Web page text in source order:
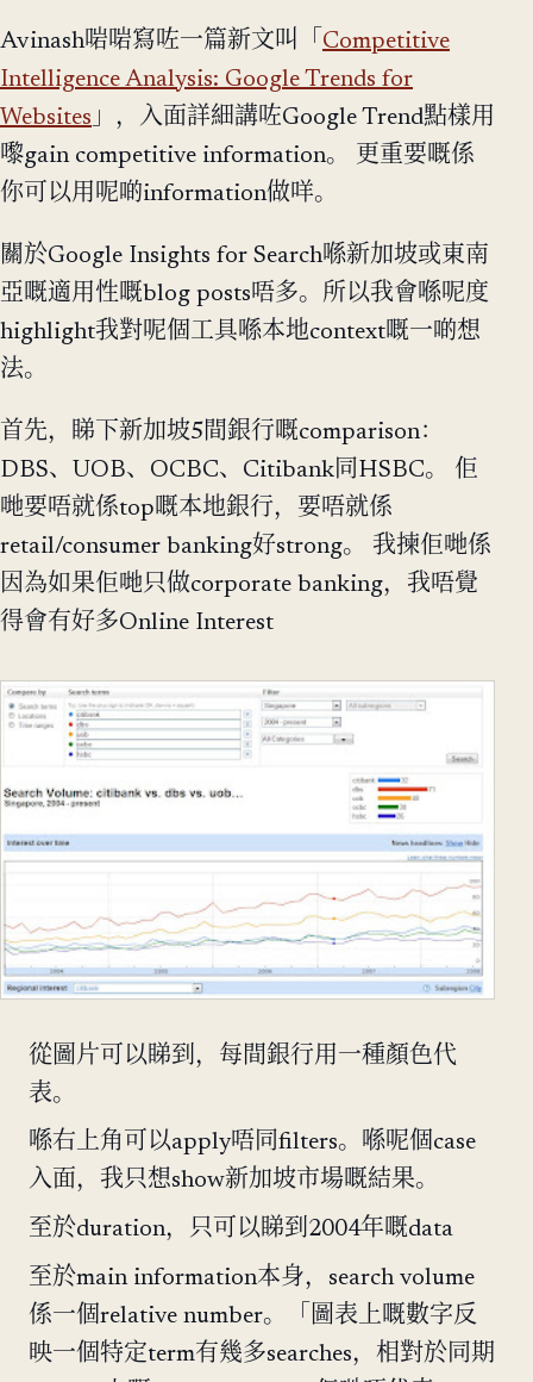
Avinash啱啱寫咗一篇新文叫「 Competitive
Intelligence Analysis: Google Trends for
Websites 」，入面詳細講咗Google Trend點樣用
嚟gain competitive information。 更重要嘅係
你可以用呢啲information做咩。
關於Google Insights for Search喺新加坡或東南
亞嘅適用性嘅blog posts唔多。所以我會喺呢度
highlight我對呢個工具喺本地context嘅一啲想
法。
首先，睇下新加坡5間銀行嘅comparison：
DBS、UOB、OCBC、Citibank同HSBC。 佢
哋要唔就係top嘅本地銀行，要唔就係
retail/consumer banking好strong。 我揀佢哋係
因為如果佢哋只做corporate banking，我唔覺
得會有好多Online Interest
從圖片可以睇到，每間銀行用一種顏色代
表。
喺右上角可以apply唔同filters。喺呢個case
入面，我只想show新加坡市場嘅結果。
至於duration，只可以睇到2004年嘅data
至於main information本身，search volume
係一個relative number。「圖表上嘅數字反
映一個特定term有幾多searches，相對於同期